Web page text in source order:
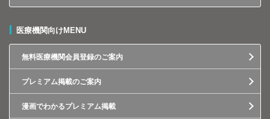
医療機関向けMENU
無料医療機関会員登録のご案内
プレミアム掲載のご案内
漫画でわかるプレミアム掲載